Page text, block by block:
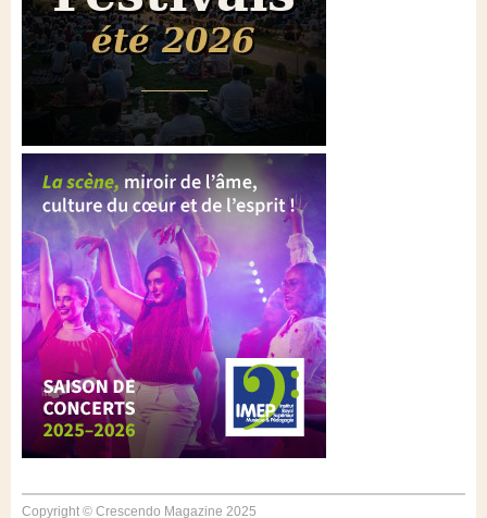
Copyright © Crescendo Magazine 2025